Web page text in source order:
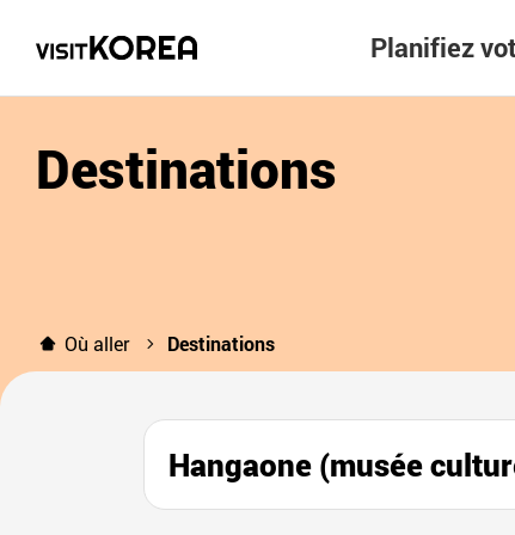
Planifiez
Destinations
Où aller Destinations
Hangaone (musée